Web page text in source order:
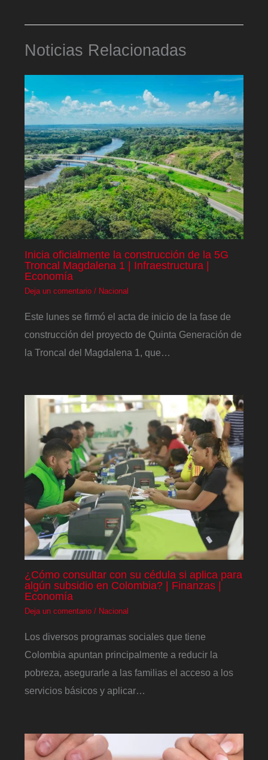
Noticias Relacionadas
Inicia oficialmente la construcción de la 5G
Troncal Magdalena 1 | Infraestructura |
Economía
Deja un comentario / Nacional
Este lunes se firmó el acta de inicio de la fase de
construcción del proyecto de Quinta Generación de
la Troncal del Magdalena 1, que…
¿Cómo consultar con su cédula si aplica para
algún subsidio en Colombia? | Finanzas |
Economía
Deja un comentario / Nacional
Los diversos programas sociales que tiene
Colombia apuntan principalmente a reducir la
pobreza, asegurarle a las familias el acceso a los
servicios básicos y aplicar…